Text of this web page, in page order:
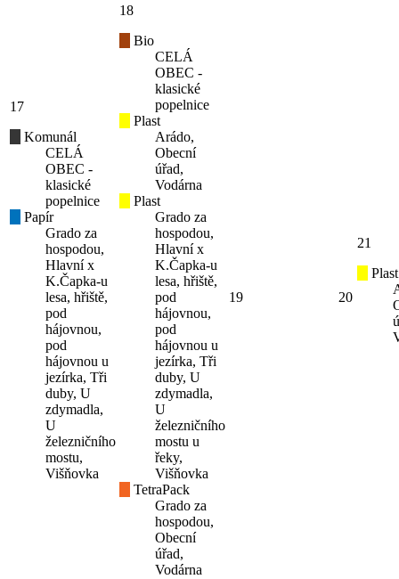
17
Komunál
CELÁ
OBEC -
klasické
popelnice
Papír
Grado za
hospodou,
Hlavní x
K.Čapka-u
lesa, hřiště,
pod
hájovnou,
pod
hájovnou u
jezírka, Tři
duby, U
zdymadla,
U
železničního
mostu,
Višňovka
18
Bio
CELÁ
OBEC -
klasické
popelnice
Plast
Arádo,
Obecní
úřad,
Vodárna
Plast
Grado za
hospodou,
Hlavní x
K.Čapka-u
lesa, hřiště,
pod
hájovnou,
pod
hájovnou u
jezírka, Tři
duby, U
zdymadla,
U
železničního
mostu u
řeky,
Višňovka
TetraPack
Grado za
hospodou,
Obecní
úřad,
Vodárna
19 20
21
Plast